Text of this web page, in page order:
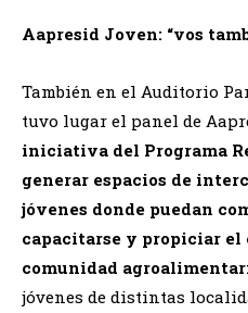
Aapresid Joven: “vos
También en el Auditorio
tuvo lugar el panel de
iniciativa del Programa
generar espacios de
jóvenes donde puedan
capacitarse y propiciar el
comunidad
jóvenes de distintas